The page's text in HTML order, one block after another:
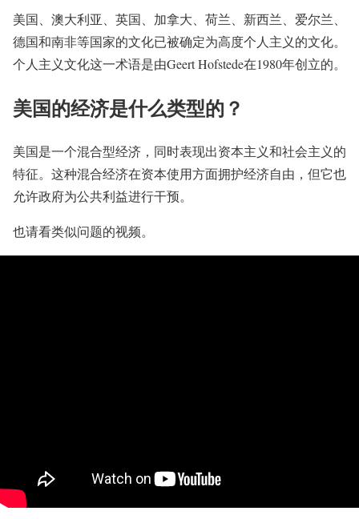
美国、澳大利亚、英国、加拿大、荷兰、新西兰、爱尔兰、
德国和南非等国家的文化已被确定为高度个人主义的文化。
个人主义文化这一术语是由Geert Hofstede在1980年创立的。
美国的经济是什么类型的？
美国是一个混合型经济，同时表现出资本主义和社会主义的
特征。这种混合经济在资本使用方面拥护经济自由，但它也
允许政府为公共利益进行干预。
也请看类似问题的视频。